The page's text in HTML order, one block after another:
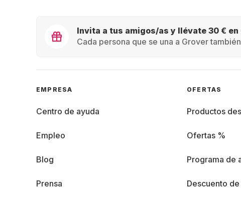
Invita a tus amigos/as y llévate 30 € en
Cada persona que se una a Grover
EMPRESA
Centro de ayuda
Empleo
Blog
Prensa
OFERTAS
Productos
Ofertas %
Programa de
Descuento